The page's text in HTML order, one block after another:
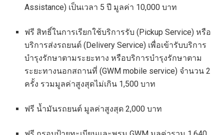
Assistance) เป็นเวลา 5 ปี มูลค่า 10,000 บาท
ฟรี สิทธิ์ในการเรียกใช้บริการรับ (Pickup Service) หรือ
บริการส่งรถยนต์ (Delivery Service) เพื่อเข้ารับบริการ
บำรุงรักษาตามระยะทาง หรือบริการบำรุงรักษาตาม
ระยะทางนอกสถานที่ (GWM mobile service) จำนวน 2
ครั้ง รวมมูลค่าสูงสุดไม่เกิน 1,500 บาท
ฟรี น้ำมันรถยนต์ มูลค่าสูงสุด 2,000 บาท